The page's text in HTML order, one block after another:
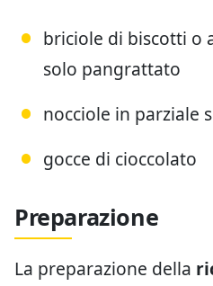
briciole di biscotti o
solo pangrattato
nocciole in parziale
gocce di cioccolato
Preparazione
La preparazione della